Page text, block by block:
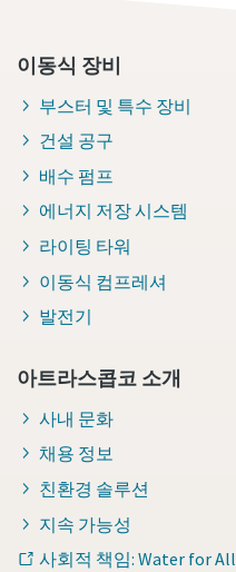
이동식 장비
부스터 및 특수 장비
건설 공구
배수 펌프
에너지 저장 시스템
라이팅 타워
이동식 컴프레셔
발전기
아트라스콥코 소개
사내 문화
채용 정보
친환경 솔루션
지속 가능성
사회적 책임: Water for All